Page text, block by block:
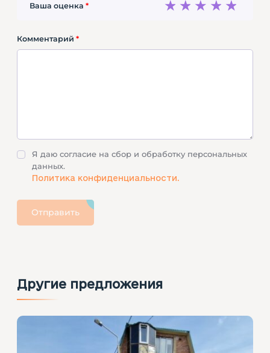
Ваша оценка * 4
3
2
1
Комментарий *
Я даю согласие на сбор и обработку персональных
данных.
Политика конфиденциальности.
Отправить
Другие предложения